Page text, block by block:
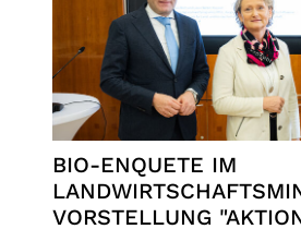
BIO-ENQUETE IM
VORSTELLUNG